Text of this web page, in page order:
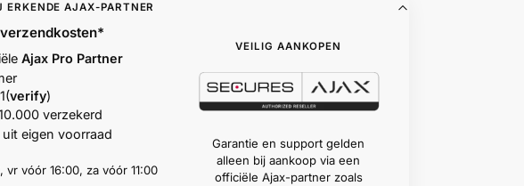
AJAX-PARTNER
verzendkosten*
Ajax Pro Partner
(verify)
verzekerd
eigen voorraad
vr vóór 16:00, za vóór 11:00
VEILIG AANKOPEN
Garantie en support gelden
alleen bij aankoop via een
officiële Ajax-partner zoals